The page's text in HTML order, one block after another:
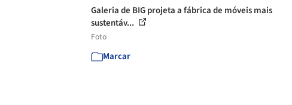
Galeria de BIG projeta a fábrica de móveis mais
sustentáv...
Foto
Marcar